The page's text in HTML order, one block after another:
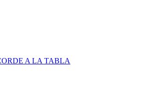
A LA TABLA